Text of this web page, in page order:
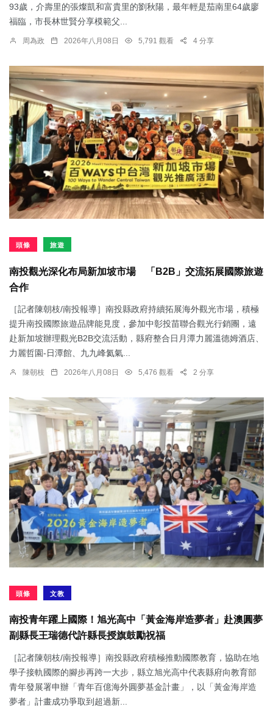
93歲，介壽里的張燦凱和富貴里的劉秋陽，最年輕是茄南里64歲廖
福臨，市長林世賢分享模範父...
周為政 2026年八月08日 5,791 觀看 4 分享
頭條 旅遊
南投觀光深化布局新加坡市場 「B2B」交流拓展國際旅遊
合作
［記者陳朝枝/南投報導］南投縣政府持續拓展海外觀光市場，積極
提升南投國際旅遊品牌能見度，參加中彰投苗聯合觀光行銷團，遠
赴新加坡辦理觀光B2B交流活動，縣府整合日月潭力麗溫德姆酒店、
力麗哲園-日潭館、九九峰氦氣...
陳朝枝 2026年八月08日 5,476 觀看 2 分享
頭條 文教
南投青年躍上國際！旭光高中「黃金海岸造夢者」赴澳圓夢
副縣長王瑞德代許縣長授旗鼓勵祝福
［記者陳朝枝/南投報導］南投縣政府積極推動國際教育，協助在地
學子接軌國際的腳步再跨一大步，縣立旭光高中代表縣府向教育部
青年發展署申辦「青年百億海外圓夢基金計畫」，以「黃金海岸造
夢者」計畫成功爭取到超過新...